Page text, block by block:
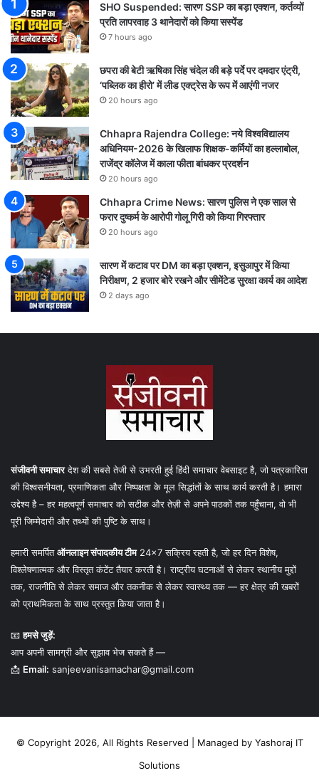
SHO Suspended: सारण SSP का बड़ा एक्शन, कर्तव्यों
प्रति लापरवाह 3 थानेदारों को किया सस्पेंड
7 hours ago
छपरा की बेटी ऋषिका सिंह चंदेल की बड़े पर्दे पर दमदार एंट्री,
‘पब्लिक का हीरो’ में लीड एक्ट्रेस के रूप में आएंगी नजर
20 hours ago
Chhapra Rajendra College: नये विश्वविद्यालय
अधिनियम-2026 के खिलाफ शिक्षक-कर्मियों का हल्लाबोल,
राजेंद्र कॉलेज में काला फीता बांधकर प्रदर्शन
20 hours ago
Chhapra Crime News: सारण पुलिस ने एक साल से
फरार दुष्कर्म के आरोपी गोलू गिरी को किया गिरफ्तार
20 hours ago
सारण में कटाव पर DM का बड़ा एक्शन, इसुआपुर में किया
निरीक्षण, 2 हजार बोरे रखने और सीमेंटेड सुरक्षा कार्य का आदेश
2 days ago
संजीवनी समाचारदेश की सबसे तेजी से उभरती हुई हिंदी समाचार वेबसाइट है, जो पत्रकारिता
की विश्वसनीयता, प्रमाणिकता और निष्पक्षता के मूल सिद्धांतों के साथ कार्य करती है। हमारा
उद्देश्य है – हर महत्वपूर्ण समाचार को सटीक और तेज़ी से अपने पाठकों तक पहुँचाना, वो भी
पूरी जिम्मेदारी और तथ्यों की पुष्टि के साथ।
हमारी समर्पितऑनलाइन संपादकीय टीम24×7 सक्रिय रहती है, जो हर दिन विशेष,
विश्लेषणात्मक और विस्तृत कंटेंट तैयार करती है। राष्ट्रीय घटनाओं से लेकर स्थानीय मुद्दों
तक, राजनीति से लेकर समाज और तकनीक से लेकर स्वास्थ्य तक — हर क्षेत्र की खबरों
को प्राथमिकता के साथ प्रस्तुत किया जाता है।
📧हमसे जुड़ें:
आप अपनी सामग्री और सुझाव भेज सकते हैं —
📩 Email: sanjeevanisamachar@gmail.com
© Copyright 2026, All Rights Reserved | Managed by Yashoraj IT
Solutions